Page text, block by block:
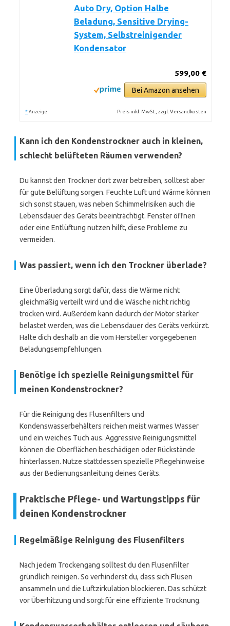
Auto Dry, Option Halbe
Beladung, Sensitive Drying-
System, Selbstreinigender
Kondensator
599,00 €
Bei Amazon ansehen
* Anzeige Preis inkl. MwSt., zzgl. Versandkosten
Kann ich den Kondenstrockner auch in kleinen,
schlecht belüfteten Räumen verwenden?
Du kannst den Trockner dort zwar betreiben, solltest aber
für gute Belüftung sorgen. Feuchte Luft und Wärme können
sich sonst stauen, was neben Schimmelrisiken auch die
Lebensdauer des Geräts beeinträchtigt. Fenster öffnen
oder eine Entlüftung nutzen hilft, diese Probleme zu
vermeiden.
Was passiert, wenn ich den Trockner überlade?
Eine Überladung sorgt dafür, dass die Wärme nicht
gleichmäßig verteilt wird und die Wäsche nicht richtig
trocken wird. Außerdem kann dadurch der Motor stärker
belastet werden, was die Lebensdauer des Geräts verkürzt.
Halte dich deshalb an die vom Hersteller vorgegebenen
Beladungsempfehlungen.
Benötige ich spezielle Reinigungsmittel für
meinen Kondenstrockner?
Für die Reinigung des Flusenfilters und
Kondenswasserbehälters reichen meist warmes Wasser
und ein weiches Tuch aus. Aggressive Reinigungsmittel
können die Oberflächen beschädigen oder Rückstände
hinterlassen. Nutze stattdessen spezielle Pflegehinweise
aus der Bedienungsanleitung deines Geräts.
Praktische Pflege- und Wartungstipps für
deinen Kondenstrockner
Regelmäßige Reinigung des Flusenfilters
Nach jedem Trockengang solltest du den Flusenfilter
gründlich reinigen. So verhinderst du, dass sich Flusen
ansammeln und die Luftzirkulation blockieren. Das schützt
vor Überhitzung und sorgt für eine effiziente Trocknung.